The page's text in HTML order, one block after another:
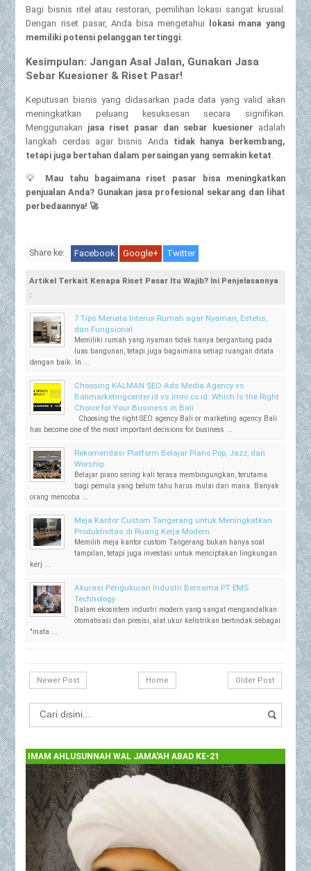
Bagi bisnis ritel atau restoran, pemilihan lokasi sangat krusial.
Dengan riset pasar, Anda bisa mengetahui
lokasi mana yang
memiliki potensi pelanggan tertinggi
Kesimpulan: Jangan Asal Jalan, Gunakan Jasa
Sebar Kuesioner & Riset Pasar!
Keputusan bisnis yang didasarkan pada data yang valid akan
meningkatkan peluang kesuksesan secara signifikan.
Menggunakan jasa riset pasar dan sebar kuesioner adalah
langkah cerdas agar bisnis Anda tidak hanya berkembang,
tetapi juga bertahan dalam persaingan yang semakin ketat
💡
Mau tahu bagaimana riset pasar bisa meningkatkan
penjualan Anda? Gunakan jasa profesional sekarang dan lihat
perbedaannya!🚀
Share ke: Facebook Google+ Twitter
Artikel Terkait Kenapa Riset Pasar Itu Wajib? Ini Penjelasannya
:
7 Tips Menata Interior Rumah agar Nyaman, Estetis,
dan Fungsional
Memiliki rumah yang nyaman tidak hanya bergantung pada
luas bangunan, tetapi juga bagaimana setiap ruangan ditata
dengan baik. In ...
Choosing KALMAN SEO Ads Media Agency vs
Balimarketingcenter.id vs imni.co.id: Which Is the Right
Choice for Your Business in Bali
Choosing the right SEO agency Bali or marketing agency Bali
has become one of the most important decisions for business ...
Rekomendasi Platform Belajar Piano Pop, Jazz, dan
Worship
Belajar piano sering kali terasa membingungkan, terutama
bagi pemula yang belum tahu harus mulai dari mana. Banyak
orang mencoba ...
Meja Kantor Custom Tangerang untuk Meningkatkan
Produktivitas di Ruang Kerja Modern
Memilih meja kantor custom Tangerang bukan hanya soal
tampilan, tetapi juga investasi untuk menciptakan lingkungan
kerj ...
Akurasi Pengukuran Industri Bersama PT EMS
Technology
Dalam ekosistem industri modern yang sangat mengandalkan
otomatisasi dan presisi, alat ukur kelistrikan bertindak sebagai
"mata ...
Newer Post Older Post
Home
IMAM AHLUSUNNAH WAL JAMA'AH ABAD KE-21